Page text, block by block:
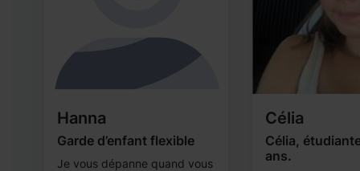
Hanna
Garde d’enfant flexible
Je vous dépanne quand vous
Célia
Célia,
ans.